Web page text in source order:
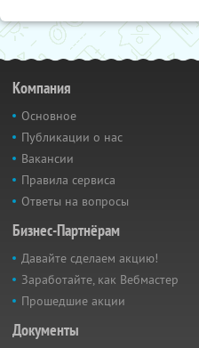
Компания
Основное
Публикации о нас
Вакансии
Правила сервиса
Ответы на вопросы
Бизнес-Партнёрам
Давайте сделаем акцию!
Заработайте, как Вебмастер
Прошедшие акции
Документы